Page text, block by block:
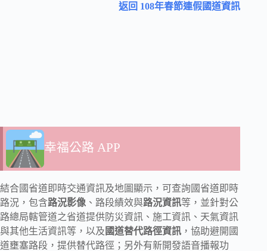
返回 108年春節連假國道資訊
幸福公路 APP
結合國省道即時交通資訊及地圖顯示，可查詢國省道即時
路況，包含路況影像 、路段績效與路況資訊等，並針對公
路總局轄管道之省道提供防災資訊、施工資訊、天氣資訊
與其他生活資訊等，以及 國道替代路徑資訊 ，協助避開國
道壅塞路段，提供替代路徑；另外有新開發語音播報功